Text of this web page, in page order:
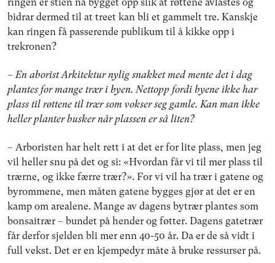
bidrar dermed til at treet kan bli et gammelt tre. Kanskje
kan ringen få passerende publikum til å kikke opp i
trekronen?
– En aborist Arkitektur nylig snakket med mente det i dag
plantes for mange trær i byen. Nettopp fordi byene ikke har
plass til røttene til trær som vokser seg gamle. Kan man ikke
heller planter busker når plassen er så liten?
– Arboristen har helt rett i at det er for lite plass, men jeg
vil heller snu på det og si: «Hvordan får vi til mer plass til
trærne, og ikke færre trær?». For vi vil ha trær i gatene og
byrommene, men måten gatene bygges gjør at det er en
kamp om arealene. Mange av dagens bytrær plantes som
bonsaitrær – bundet på hender og føtter. Dagens gatetrær
får derfor sjelden bli mer enn 40-50 år. Da er de så vidt i
full vekst. Det er en kjempedyr måte å bruke ressurser på.